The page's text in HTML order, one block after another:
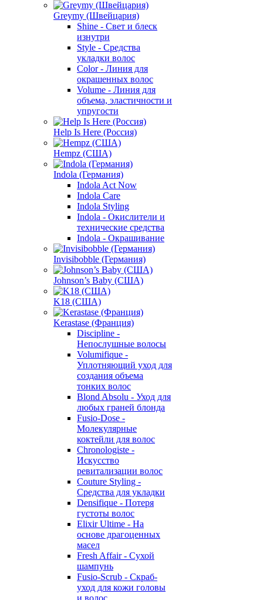
Greymy (Швейцария)
Shine - Свет и блеск
изнутри
Style - Средства
укладки волос
Color - Линия для
окрашенных волос
Volume - Линия для
объема, эластичности и
упругости
Help Is Here (Россия)
Hempz (США)
Indola (Германия)
Indola Act Now
Indola Care
Indola Styling
Indola - Окислители и
технические средства
Indola - Окрашивание
Invisibobble (Германия)
Johnson’s Baby (США)
K18 (США)
Kerastase (Франция)
Discipline -
Непослушные волосы
Volumifique -
Уплотняющий уход для
создания объема
тонких волос
Blond Absolu - Уход для
любых граней блонда
Fusio-Dose -
Молекулярные
коктейли для волос
Chronologiste -
Искусство
ревитализации волос
Couture Styling -
Средства для укладки
Densifique - Потеря
густоты волос
Elixir Ultime - На
основе драгоценных
масел
Fresh Affair - Сухой
шампунь
Fusio-Scrub - Скраб-
уход для кожи головы
и волос